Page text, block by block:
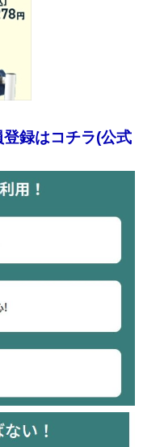
録はコチラ(公式